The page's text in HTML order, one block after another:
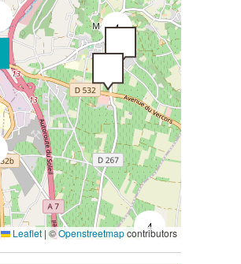
4
4
Leaflet | ©Openstreetmapcontributors